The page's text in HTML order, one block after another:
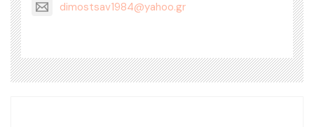
dimostsav1984@yahoo.gr